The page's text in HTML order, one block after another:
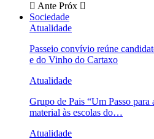
Ante Próx
Sociedade
Atualidade
Passeio convívio reúne
e do Vinho do Cartaxo
Atualidade
Grupo de Pais “Um Passo
material às escolas do…
Atualidade